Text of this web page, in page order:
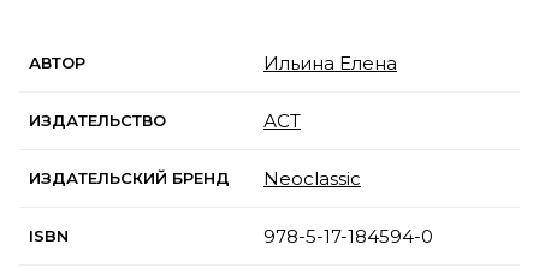
АВТОР Ильина Елена
ИЗДАТЕЛЬСТВО АСТ
ИЗДАТЕЛЬСКИЙ БРЕНД Neoclassic
ISBN 978-5-17-184594-0